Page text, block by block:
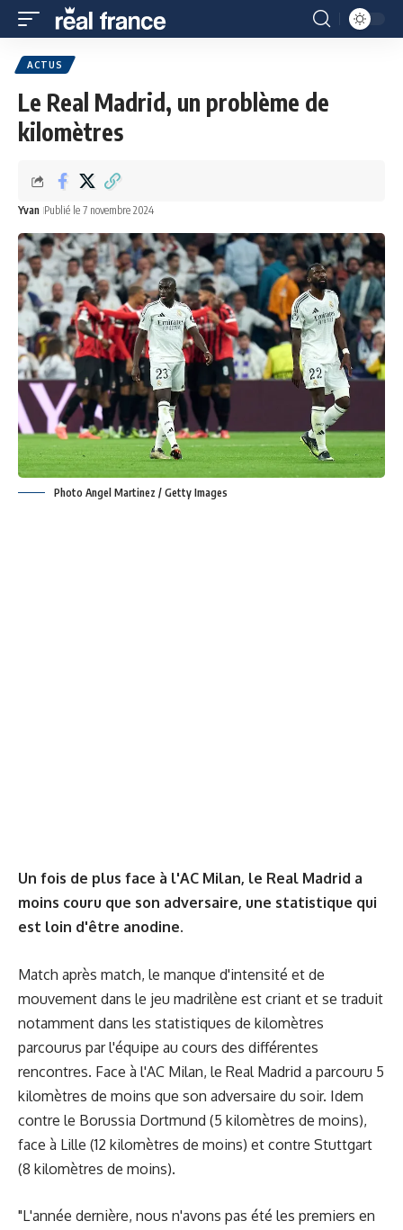
ACTUS
Le Real Madrid, un problème de
kilomètres
Yvan Publié le 7 novembre 2024
Photo Angel Martinez / Getty Images
Un fois de plus face à l'AC Milan, le Real Madrid a
moins couru que son adversaire, une statistique qui
est loin d'être anodine.
Match après match, le manque d'intensité et de
mouvement dans le jeu madrilène est criant et se traduit
notamment dans les statistiques de kilomètres
parcourus par l'équipe au cours des différentes
rencontres. Face à l'AC Milan, le Real Madrid a parcouru 5
kilomètres de moins que son adversaire du soir. Idem
contre le Borussia Dortmund (5 kilomètres de moins),
face à Lille (12 kilomètres de moins) et contre Stuttgart
(8 kilomètres de moins).
"L'année dernière, nous n'avons pas été les premiers en